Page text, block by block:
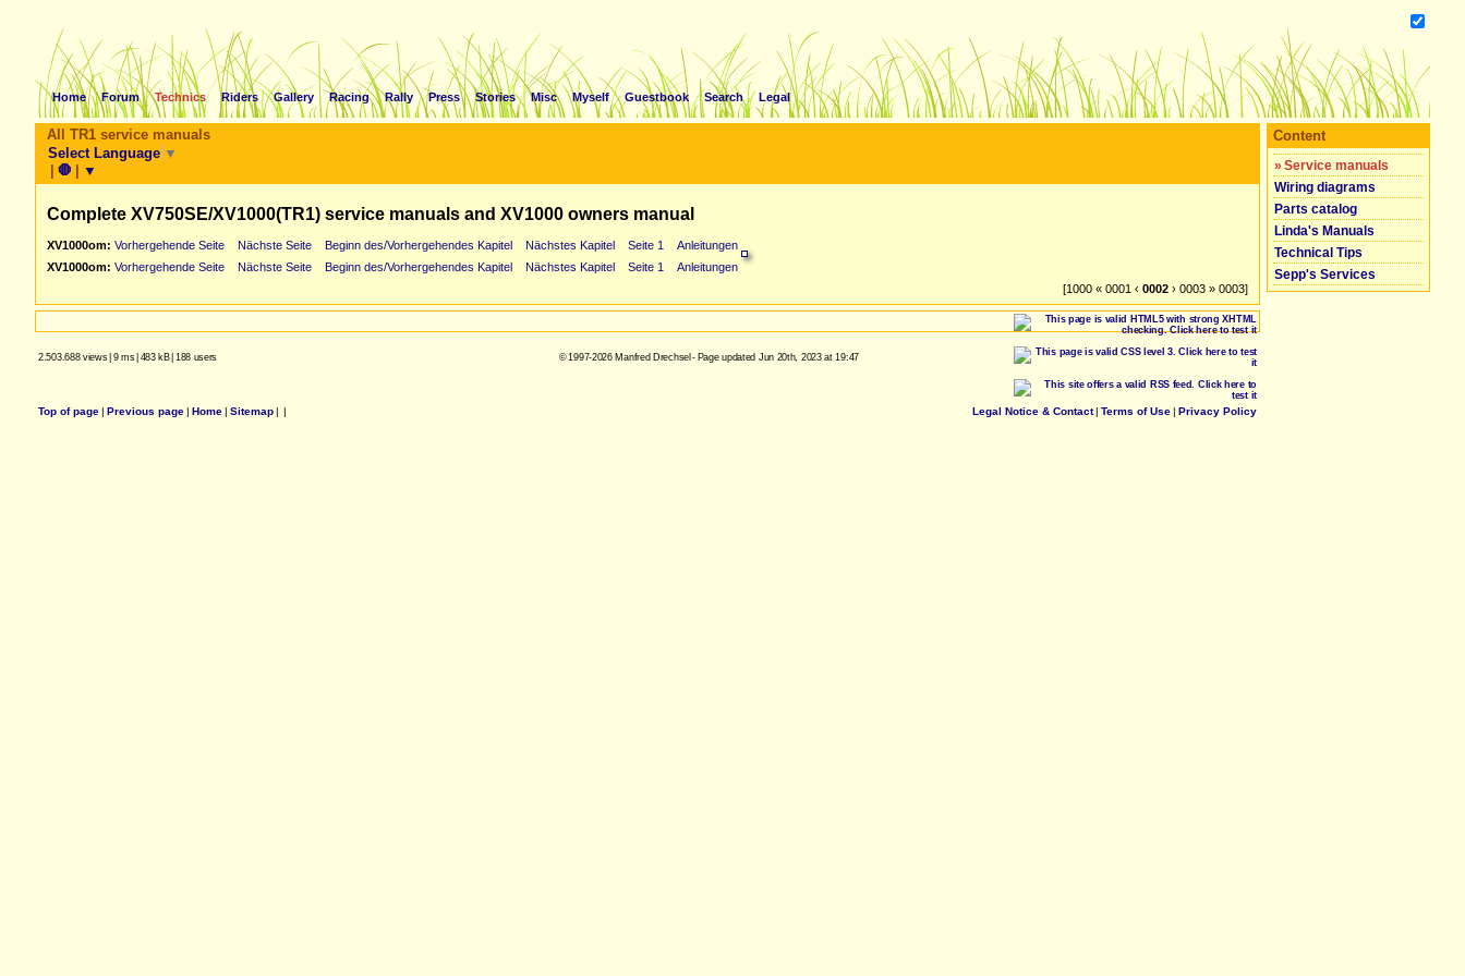
Home Forum Technics Riders Gallery Racing Rally Press Stories Misc Myself Guestbook Search Legal
All TR1 service manuals
Select Language ▼
| 🛑 | ▼
Complete XV750SE/XV1000(TR1) service manuals and XV1000 owners manual
XV1000om: Vorhergehende Seite Nächste Seite Beginn des/Vorhergehendes Kapitel Nächstes Kapitel Seite 1
Anleitungen
XV1000om: Vorhergehende Seite Nächste Seite Beginn des/Vorhergehendes Kapitel Nächstes Kapitel Seite 1
Anleitungen
[1000 « 0001 ‹ 0002 › 0003 » 0003]
Content
» Service manuals
Wiring diagrams
Parts catalog
Linda's Manuals
Technical Tips
Sepp's Services
2.503.688 views| 9 ms| 483 kB| 188 users © 1997-2026 Manfred Drechsel - Page updated Jun 20th, 2023 at 19:47
Top of page| Previous page| Home| Sitemap| | Legal Notice & Contact| Terms of Use| Privacy Policy